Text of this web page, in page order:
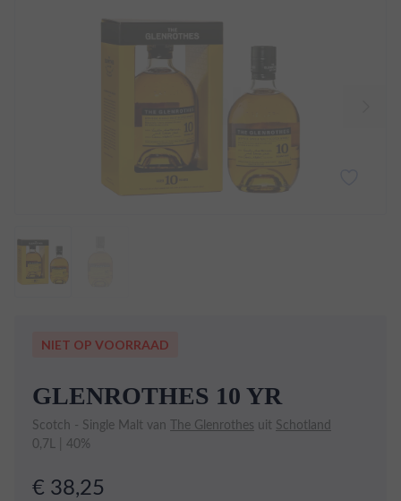
NIET OP VOORRAAD
GLENROTHES 10 YR
Scotch - Single Malt van The Glenrothes uit Schotland
0,7L | 40%
€ 38,25